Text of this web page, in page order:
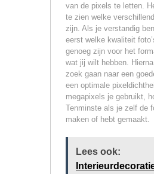
van de pixels te letten.
te zien welke
zijn. Als je verstandig
eerst welke kwaliteit
genoeg zijn voor het
wat jij wilt hebben.
zoek gaan naar een
een optimale
megapixels je gebruikt,
Tenminste als je zelf de
maken of hebt gemaakt.
Lees ook: